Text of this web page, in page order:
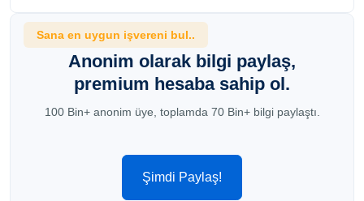
Sana en uygun işvereni bul..
Anonim olarak bilgi paylaş,
premium hesaba sahip ol.
100 Bin+ anonim üye, toplamda 70 Bin+ bilgi paylaştı.
Şimdi Paylaş!